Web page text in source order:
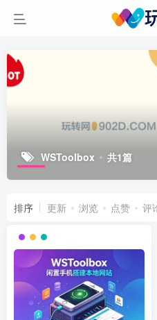
WSToolbox 共1篇
排序 更新 浏览 点赞 评